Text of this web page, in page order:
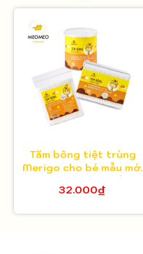
Tăm bông tiệt trùng
Merigo cho bé mẫu mới
32.000₫